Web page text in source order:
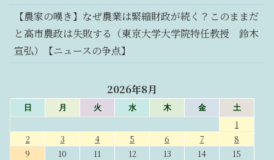
【農家の嘆き】なぜ農業は緊縮財政が続く？このままだ
と高市農政は失敗する（東京大学大学院特任教授 鈴木
宣弘）【ニュースの争点】
2026年8月
日 月 火 水 木 金 土
1
2
3 4 5 6 7
8
9
10 11 12 13 14
15